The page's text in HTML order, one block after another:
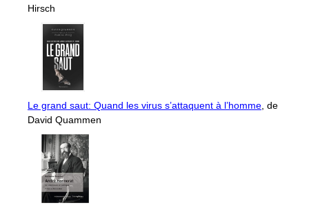
Hirsch
Le grand saut: Quand les virus s’attaquent à l’homme , de
David Quammen